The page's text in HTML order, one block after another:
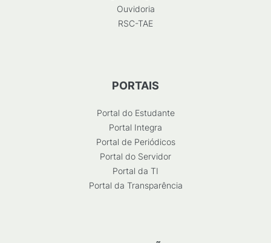
Ouvidoria
RSC-TAE
PORTAIS
Portal do Estudante
Portal Integra
Portal de Periódicos
Portal do Servidor
Portal da TI
Portal da Transparência